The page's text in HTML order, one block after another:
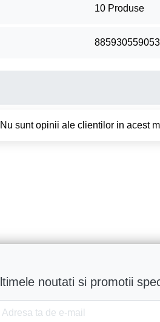
10 Produse
Nu sunt opinii ale clientilor in acest
noutati si promotii